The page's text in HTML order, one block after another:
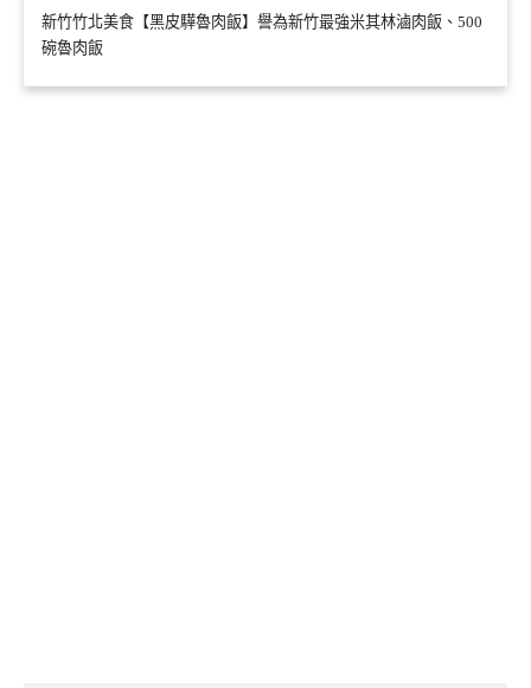
新竹竹北美食【黑皮驊魯肉飯】譽為新竹最強米其林滷肉飯、500
碗魯肉飯